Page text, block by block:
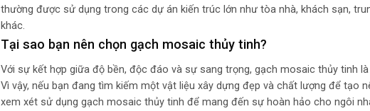
thường được sử dụng trong các dự án kiến trúc lớn như tòa nhà, khách sạn,
khác.
Tại sao bạn nên chọn gạch mosaic thủy tinh?
Với sự kết hợp giữa độ bền, độc đáo và sự sang trọng, gạch mosaic thủy tinh
Vì vậy, nếu bạn đang tìm kiếm một vật liệu xây dựng đẹp và chất lượng để tạo
xem xét sử dụng gạch mosaic thủy tinh để mang đến sự hoàn hảo cho ngôi